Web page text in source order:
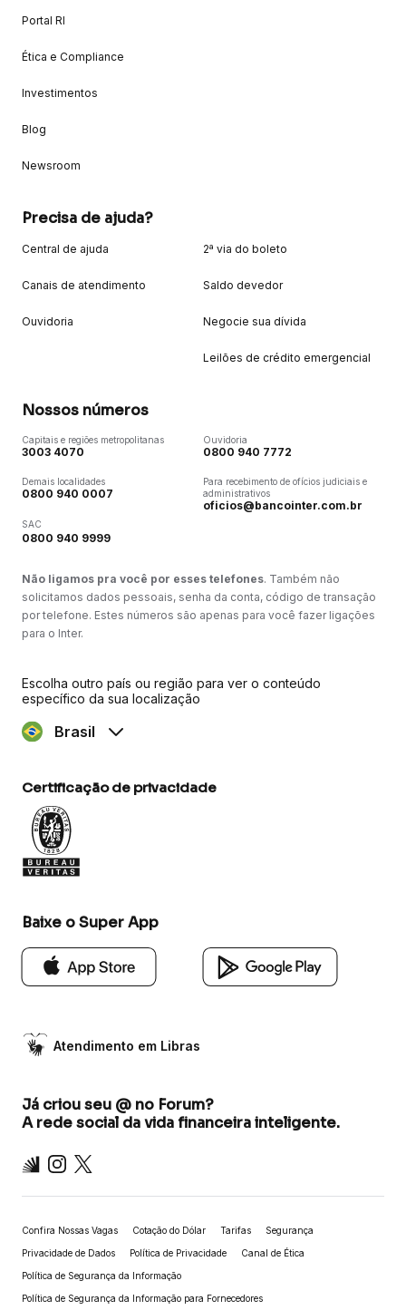
Portal RI
Ética e Compliance
Investimentos
Blog
Newsroom
Precisa de ajuda?
Central de ajuda
Canais de atendimento
Ouvidoria
2ª via do boleto
Saldo devedor
Negocie sua dívida
Leilões de crédito emergencial
Nossos números
Capitais e regiões metropolitanas
3003 4070
Demais localidades
0800 940 0007
SAC
0800 940 9999
Ouvidoria
0800 940 7772
Para recebimento de ofícios judiciais e
administrativos
oficios@bancointer.com.br
Não ligamos pra você por esses telefones. Também não
solicitamos dados pessoais, senha da conta, código de transação
por telefone. Estes números são apenas para você fazer ligações
para o Inter.
Escolha outro país ou região para ver o conteúdo
específico da sua localização
Brasil
Certificação de privacidade
Baixe o Super App
Atendimento em Libras
Já criou seu @ no Forum?
A rede social da vida financeira inteligente.
Inter Instagram
X
Confira Nossas Vagas Cotação do Dólar Tarifas Segurança
Privacidade de Dados Política de Privacidade Canal de Ética
Política de Segurança da Informação
Política de Segurança da Informação para Fornecedores